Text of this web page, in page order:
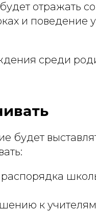
отражать
и поведение
среди
будет
к